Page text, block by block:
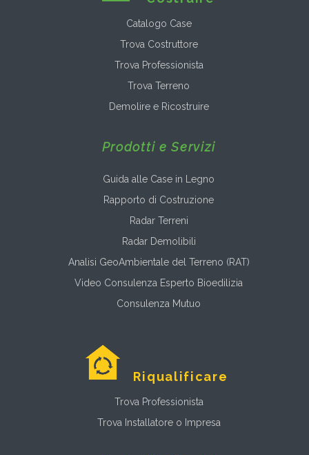
Catalogo Case
Trova Costruttore
Trova Professionista
Trova Terreno
Demolire e Ricostruire
Prodotti e Servizi
Guida alle Case in Legno
Rapporto di Costruzione
Radar Terreni
Radar Demolibili
Analisi GeoAmbientale del Terreno (RAT)
Video Consulenza Esperto Bioedilizia
Consulenza Mutuo
Riqualificare
Trova Professionista
Trova Installatore o Impresa